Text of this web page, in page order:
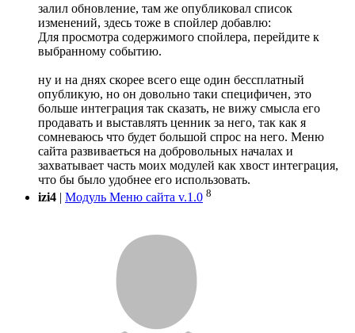
залил обновление, там же опубликовал список
изменений, здесь тоже в спойлер добавлю:
Для просмотра содержимого спойлера, перейдите к
выбранному событию.
ну и на днях скорее всего еще один бессплатный
опубликую, но он довольно таки специфичен, это
больше интеграция так сказать, не вижу смысла его
продавать и выставлять ценник за него, так как я
сомневаюсь что будет большой спрос на него. Меню
сайта развиваеться на добровольных началах и
захватывает часть моих модулей как хвост интеграция,
что бы было удобнее его использовать.
izi4 | Модуль Меню сайта v.1.0 8